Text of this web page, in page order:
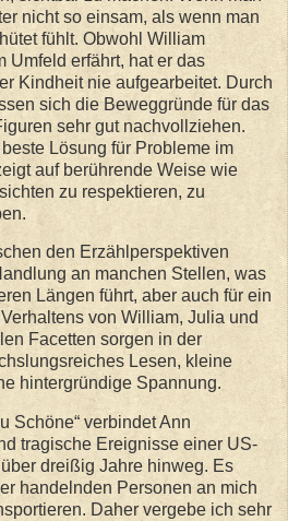
nicht so einsam, als wenn man
fühlt. Obwohl William
Umfeld erfährt, hat er das
Kindheit nie aufgearbeitet. Durch
sich die Beweggründe für das
sehr gut nachvollziehen.
Lösung für Probleme im
auf berührende Weise wie
zu respektieren, zu
den Erzählperspektiven
an manchen Stellen, was
Längen führt, aber auch für ein
von William, Julia und
Facetten sorgen in der
Lesen, kleine
hintergründige Spannung.
Schöne“ verbindet Ann
tragische Ereignisse einer US-
dreißig Jahre hinweg. Es
handelnden Personen an mich
Daher vergebe ich sehr